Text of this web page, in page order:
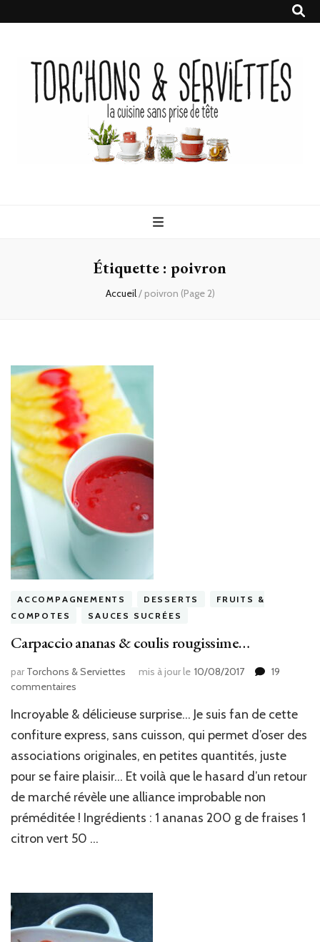
Serviettes
Étiquette : poivron
Accueil/ poivron (Page 2)
ACCOMPAGNEMENTS DESSERTS
FRUITS &
COMPOTES
SAUCES SUCRÉES
Carpaccio ananas & coulis rougissime…
par Torchons & Serviettes mis à jour le 10/08/2017
19
commentaires
ananas
&
coulis
rougissime…
Incroyable & délicieuse surprise… Je suis fan de cette
confiture express, sans cuisson, qui permet d’oser des
associations originales, en petites quantités, juste
pour se faire plaisir… Et voilà que le hasard d’un retour
de marché révèle une alliance improbable non
préméditée ! Ingrédients : 1 ananas 200 g de fraises 1
citron vert 50 …